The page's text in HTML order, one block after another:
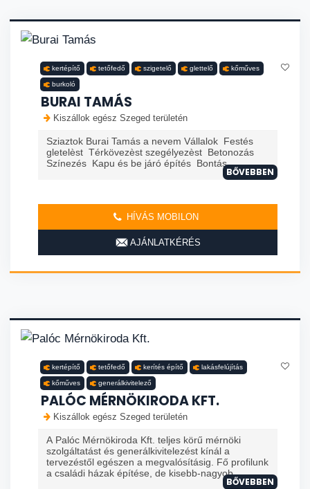
kertépítő tetőfedő szigetelő glettelő kőműves
burkoló
BURAI TAMÁS
Kiszállok egész Szeged területén
Sziaztok Burai Tamás a nevem Vállalok Festés
gletelèst Térkövezèst szegélyezèst Betonozás
Színezés Kapu és be járó építés Bontás
BŐVEBBEN
HÍVÁS MOBILON
AJÁNLATKÉRÉS
kertépítő tetőfedő kerítés építő lakásfelújítás
kőműves generálkivitelező
PALÓC MÉRNÖKIRODA KFT.
Kiszállok egész Szeged területén
A Palóc Mérnökiroda Kft. teljes körű mérnöki
szolgáltatást és generálkivitelezést kínál a
tervezéstől egészen a megvalósításig. Fő profilunk
a családi házak építése, de kisebb-nagyob...
BŐVEBBEN